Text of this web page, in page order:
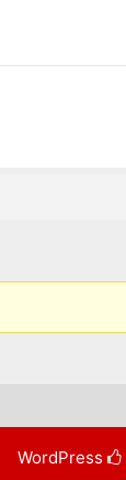
WordPress